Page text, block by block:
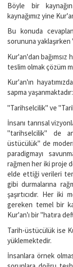
Böyle bir
kaynağımız yine
Bu konuda
sorununa
Kur'an'dan
teslim olmak çözüm
Kur'an'ın
sapma yaşanmaktadır:
"Tarihselcilik" ve
İnsanı tanrısal
"tarihselcilik" de
üstücülük" de
paradigmayı
rağmen her iki proje
elde ettiği verileri
gibi durmalarına
şaşırtıcıdır. Her iki
gereken temel bir
Kur'an'ı bir "hatıra
Tarih-üstücülük ise
yüklemektedir.
İnsanlara örnek